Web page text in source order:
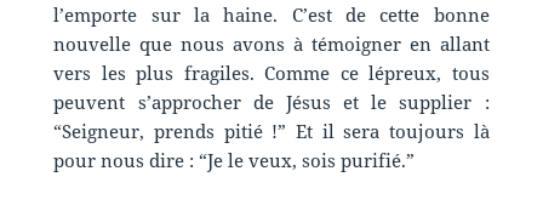
l’emporte sur la haine. C’est de cette bonne
nouvelle que nous avons à témoigner en allant
vers les plus fragiles. Comme ce lépreux, tous
peuvent s’approcher de Jésus et le supplier :
“Seigneur, prends pitié !” Et il sera toujours là
pour nous dire : “Je le veux, sois purifié.”